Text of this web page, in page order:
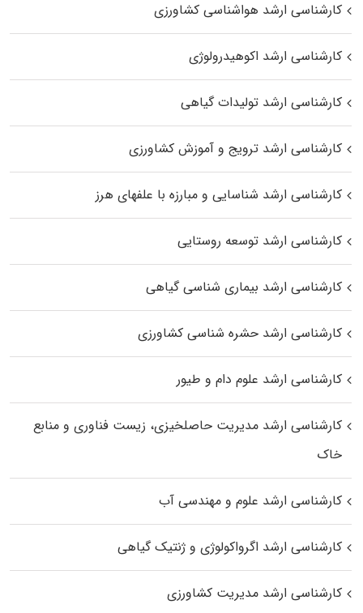
کارشناسی ارشد هواشناسی کشاورزی
کارشناسی ارشد اکوهیدرولوژی
کارشناسی ارشد تولیدات گیاهی
کارشناسی ارشد ترویج و آموزش کشاورزی
کارشناسی ارشد شناسایی و مبارزه با علفهای هرز
کارشناسی ارشد توسعه روستایی
کارشناسی ارشد بیماری‌ شناسی گیاهی
کارشناسی ارشد حشره‌ شناسی کشاورزی
کارشناسی ارشد علوم دام و طیور
کارشناسی ارشد مدیریت حاصلخیزی، زیست فناوری و منابع
خاک
کارشناسی ارشد علوم و مهندسی آب
کارشناسی ارشد اگرواکولوژی و ژنتیک گیاهی
کارشناسی ارشد مدیریت کشاورزی